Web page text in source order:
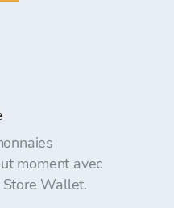
moment avec
Wallet.